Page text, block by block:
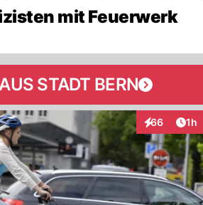
mit Feuerwerk
STADT BERN
66
Interaktionen
1h